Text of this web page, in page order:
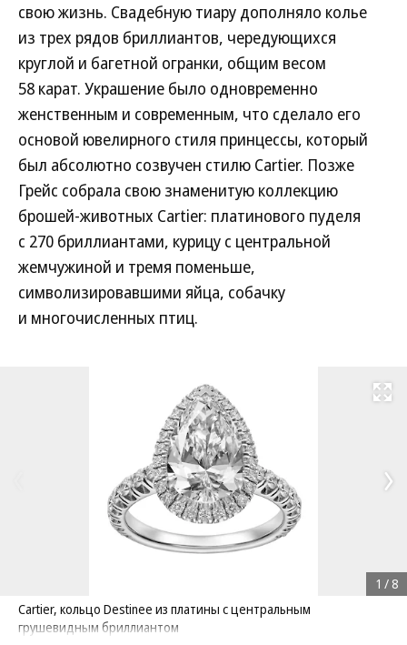
свою жизнь. Свадебную тиару дополняло колье
из трех рядов бриллиантов, чередующихся
круглой и багетной огранки, общим весом
58 карат. Украшение было одновременно
женственным и современным, что сделало его
основой ювелирного стиля принцессы, который
был абсолютно созвучен стилю Cartier. Позже
Грейс собрала свою знаменитую коллекцию
брошей-животных Cartier: платинового пуделя
с 270 бриллиантами, курицу с центральной
жемчужиной и тремя поменьше,
символизировавшими яйца, собачку
и многочисленных птиц.
Развернуть
Cartier, кольцо Destinee из платины с центральным
грушевидным бриллиантом
1 / 8